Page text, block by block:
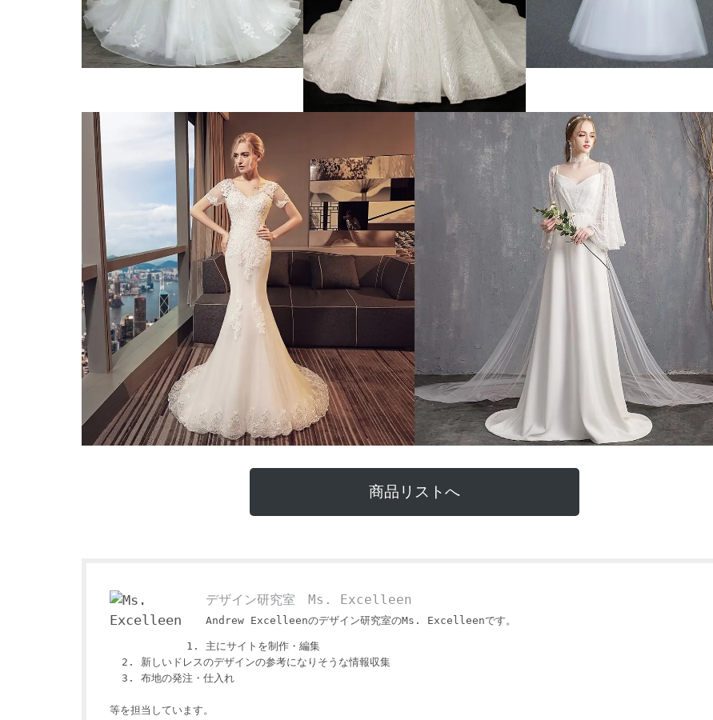
商品リストへ
デザイン研究室 Ms. Excelleen
Andrew Excelleenのデザイン研究室のMs. Excelleenです。
主にサイトを制作・編集
新しいドレスのデザインの参考になりそうな情報収集
布地の発注・仕入れ
等を担当しています。